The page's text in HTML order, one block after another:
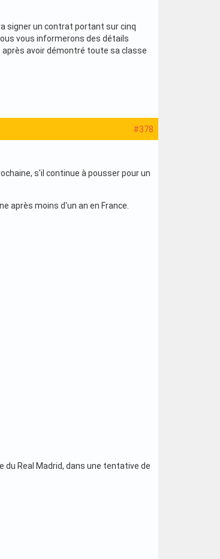
signer un contrat portant sur cinq
vous informerons des détails
après avoir démontré toute sa classe
#378
s'il continue à pousser pour un
après moins d'un an en France.
Real Madrid, dans une tentative de